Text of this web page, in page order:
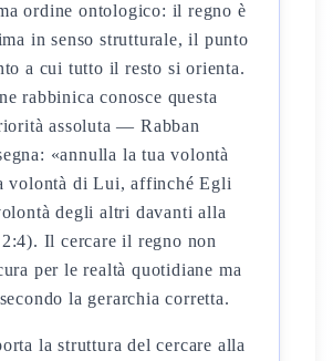
ordine ontologico: il regno è
in senso strutturale, il punto
a cui tutto il resto si orienta.
rabbinica conosce questa
assoluta — Rabban
«annulla la tua volontà
volontà di Lui, affinché Egli
degli altri davanti alla
Il cercare il regno non
per le realtà quotidiane ma
la gerarchia corretta.
la struttura del cercare alla